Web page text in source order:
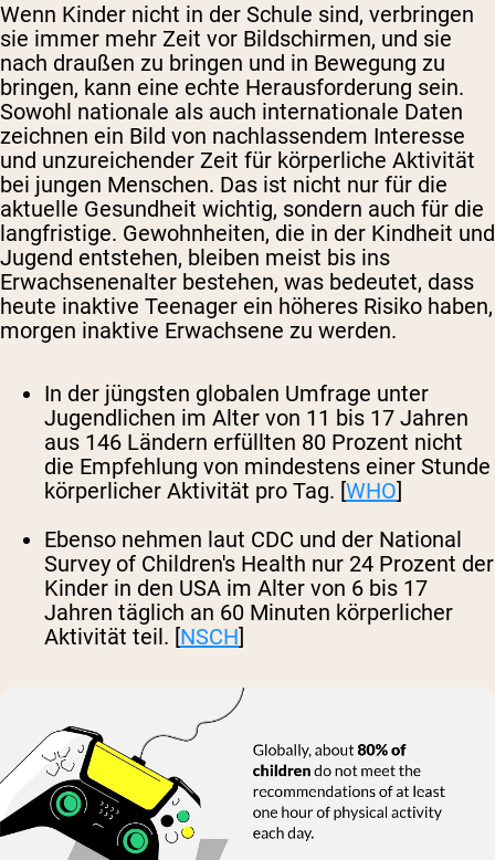
Wenn Kinder nicht in der Schule sind, verbringen
sie immer mehr Zeit vor Bildschirmen, und sie
nach draußen zu bringen und in Bewegung zu
bringen, kann eine echte Herausforderung sein.
Sowohl nationale als auch internationale Daten
zeichnen ein Bild von nachlassendem Interesse
und unzureichender Zeit für körperliche Aktivität
bei jungen Menschen. Das ist nicht nur für die
aktuelle Gesundheit wichtig, sondern auch für die
langfristige. Gewohnheiten, die in der Kindheit und
Jugend entstehen, bleiben meist bis ins
Erwachsenenalter bestehen, was bedeutet, dass
heute inaktive Teenager ein höheres Risiko haben,
morgen inaktive Erwachsene zu werden.
In der jüngsten globalen Umfrage unter
Jugendlichen im Alter von 11 bis 17 Jahren
aus 146 Ländern erfüllten 80 Prozent nicht
die Empfehlung von mindestens einer Stunde
körperlicher Aktivität pro Tag. [WHO]
Ebenso nehmen laut CDC und der National
Survey of Children's Health nur 24 Prozent der
Kinder in den USA im Alter von 6 bis 17
Jahren täglich an 60 Minuten körperlicher
Aktivität teil. [NSCH]